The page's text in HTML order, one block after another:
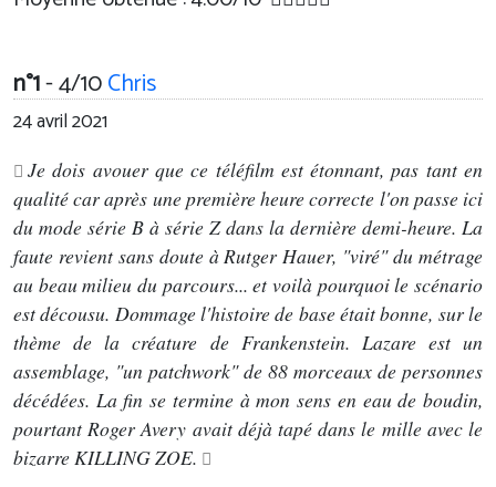
n°1- 4/10Chris
24 avril 2021
Je dois avouer que ce téléfilm est étonnant, pas tant en
qualité car après une première heure correcte l'on passe ici
du mode série B à série Z dans la dernière demi-heure. La
faute revient sans doute à Rutger Hauer, "viré" du métrage
au beau milieu du parcours... et voilà pourquoi le scénario
est décousu. Dommage l'histoire de base était bonne, sur le
thème de la créature de Frankenstein. Lazare est un
assemblage, "un patchwork" de 88 morceaux de personnes
décédées. La fin se termine à mon sens en eau de boudin,
pourtant Roger Avery avait déjà tapé dans le mille avec le
bizarre KILLING ZOE.